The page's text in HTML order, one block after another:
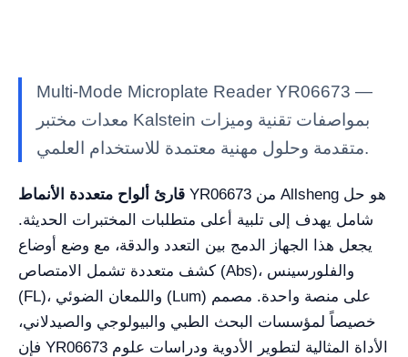
Multi-Mode Microplate Reader YR06673 —
معدات مختبر Kalstein بمواصفات تقنية وميزات
متقدمة وحلول مهنية معتمدة للاستخدام العلمي.
قارئ ألواح متعددة الأنماط YR06673 من Allsheng هو حل
شامل يهدف إلى تلبية أعلى متطلبات المختبرات الحديثة.
يجعل هذا الجهاز الدمج بين التعدد والدقة، مع وضع أوضاع
كشف متعددة تشمل الامتصاص (Abs)، والفلورسينس
(FL)، واللمعان الضوئي (Lum) على منصة واحدة. مصمم
خصيصاً لمؤسسات البحث الطبي والبيولوجي والصيدلاني،
فإن YR06673 الأداة المثالية لتطوير الأدوية ودراسات علوم